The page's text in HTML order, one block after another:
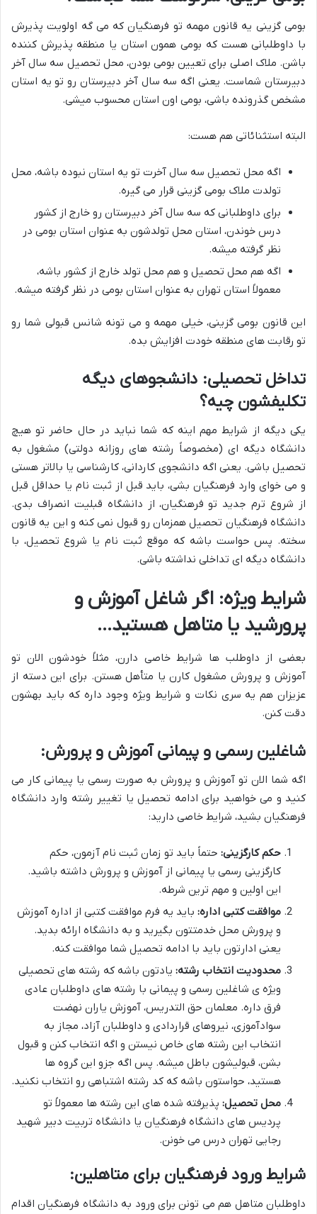
بومی گزینی یه قانون مهمه تو فرهنگیان که می گه اولویت پذیرش
با داوطلبانی هست که بومی همون استان یا منطقه پذیرش کننده
باشن. ملاک اصلی برای تعیین بومی بودن، محل تحصیل سه سال آخر
دبیرستان شماست. یعنی اگه سه سال آخر دبیرستان رو تو یه استان
مشخص گذرونده باشی، بومی اون استان محسوب میشی.
البته استثنائاتی هم هست:
اگه محل تحصیل سه سال آخرت تو یه استان نبوده باشه، محل
تولدت ملاک بومی گزینی قرار می گیره.
برای داوطلبانی که سه سال آخر دبیرستان رو خارج از کشور
درس خوندن، استان محل تولدشون به عنوان استان بومی در
نظر گرفته میشه.
اگه هم محل تحصیل و هم محل تولد خارج از کشور باشه،
معمولاً استان تهران به عنوان استان بومی در نظر گرفته میشه.
این قانون بومی گزینی، خیلی مهمه و می تونه شانس قبولی شما رو
تو رقابت های منطقه خودت افزایش بده.
تداخل تحصیلی: دانشجوهای دیگه
تکلیفشون چیه؟
یکی دیگه از شرایط مهم اینه که شما نباید در حال حاضر تو هیچ
دانشگاه دیگه ای (مخصوصاً رشته های روزانه دولتی) مشغول به
تحصیل باشی. یعنی اگه دانشجوی کاردانی، کارشناسی یا بالاتر هستی
و می خوای وارد فرهنگیان بشی، باید قبل از ثبت نام یا حداقل قبل
از شروع ترم جدید تو فرهنگیان، از دانشگاه قبلیت انصراف بدی.
دانشگاه فرهنگیان تحصیل همزمان رو قبول نمی کنه و این یه قانون
سخته. پس حواست باشه که موقع ثبت نام یا شروع تحصیل، با
دانشگاه دیگه ای تداخلی نداشته باشی.
شرایط ویژه: اگر شاغل آموزش و
پرورشید یا متاهل هستید…
بعضی از داوطلب ها شرایط خاصی دارن، مثلاً خودشون الان تو
آموزش و پرورش مشغول کارن یا متأهل هستن. برای این دسته از
عزیزان هم یه سری نکات و شرایط ویژه وجود داره که باید بهشون
دقت کنن.
شاغلین رسمی و پیمانی آموزش و پرورش:
اگه شما الان تو آموزش و پرورش به صورت رسمی یا پیمانی کار می
کنید و می خواهید برای ادامه تحصیل یا تغییر رشته وارد دانشگاه
فرهنگیان بشید، شرایط خاصی دارید:
حکم کارگزینی: حتماً باید تو زمان ثبت نام آزمون، حکم
کارگزینی رسمی یا پیمانی از آموزش و پرورش داشته باشید.
این اولین و مهم ترین شرطه.
موافقت کتبی اداره: باید یه فرم موافقت کتبی از اداره آموزش
و پرورش محل خدمتتون بگیرید و به دانشگاه ارائه بدید.
یعنی ادارتون باید با ادامه تحصیل شما موافقت کنه.
محدودیت انتخاب رشته: یادتون باشه که رشته های تحصیلی
ویژه ی شاغلین رسمی و پیمانی با رشته های داوطلبان عادی
فرق داره. معلمان حق التدریس، آموزش یاران نهضت
سوادآموزی، نیروهای قراردادی و داوطلبان آزاد، مجاز به
انتخاب این رشته های خاص نیستن و اگه انتخاب کنن و قبول
بشن، قبولیشون باطل میشه. پس اگه جزو این گروه ها
هستید، حواستون باشه که کد رشته اشتباهی رو انتخاب نکنید.
محل تحصیل: پذیرفته شده های این رشته ها معمولاً تو
پردیس های دانشگاه فرهنگیان یا دانشگاه تربیت دبیر شهید
رجایی تهران درس می خونن.
شرایط ورود فرهنگیان برای متاهلین:
داوطلبان متاهل هم می تونن برای ورود به دانشگاه فرهنگیان اقدام